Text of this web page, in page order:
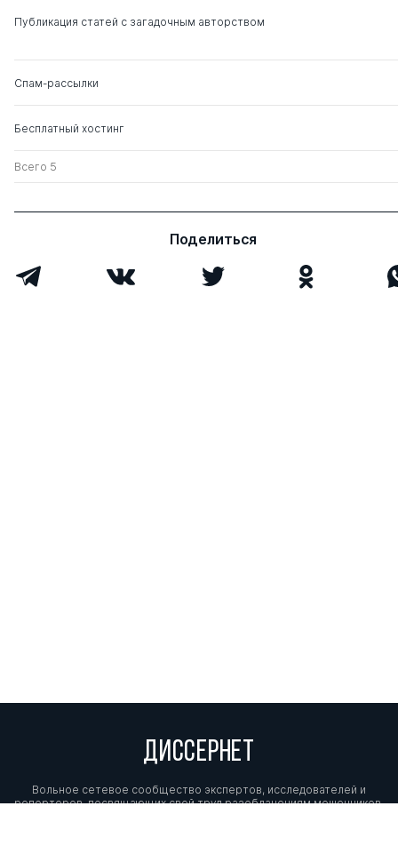
Публикация статей с загадочным авторством
Спам-рассылки
Бесплатный хостинг
Всего 5
Поделиться
ДИССЕРНЕТ
Вольное сетевое сообщество экспертов, исследователей и
репортеров, посвящающих свой труд разоблачениям мошенников,